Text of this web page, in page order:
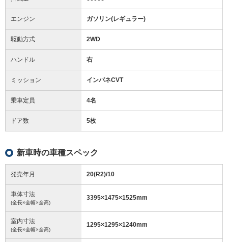
エンジン ガソリン(レギュラー)
駆動方式 2WD
ハンドル 右
ミッション インパネCVT
乗車定員 4名
ドア数 5枚
新車時の車種スペック
発売年月 20(R2)/10
車体寸法
(全長×全幅×全高)
3395×1475×1525mm
室内寸法
(全長×全幅×全高)
1295×1295×1240mm